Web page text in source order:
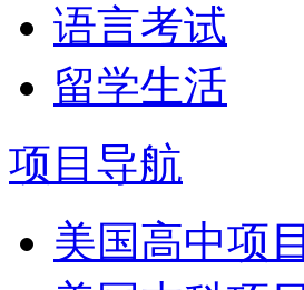
语言考试
留学生活
项目导航
美国高中项目